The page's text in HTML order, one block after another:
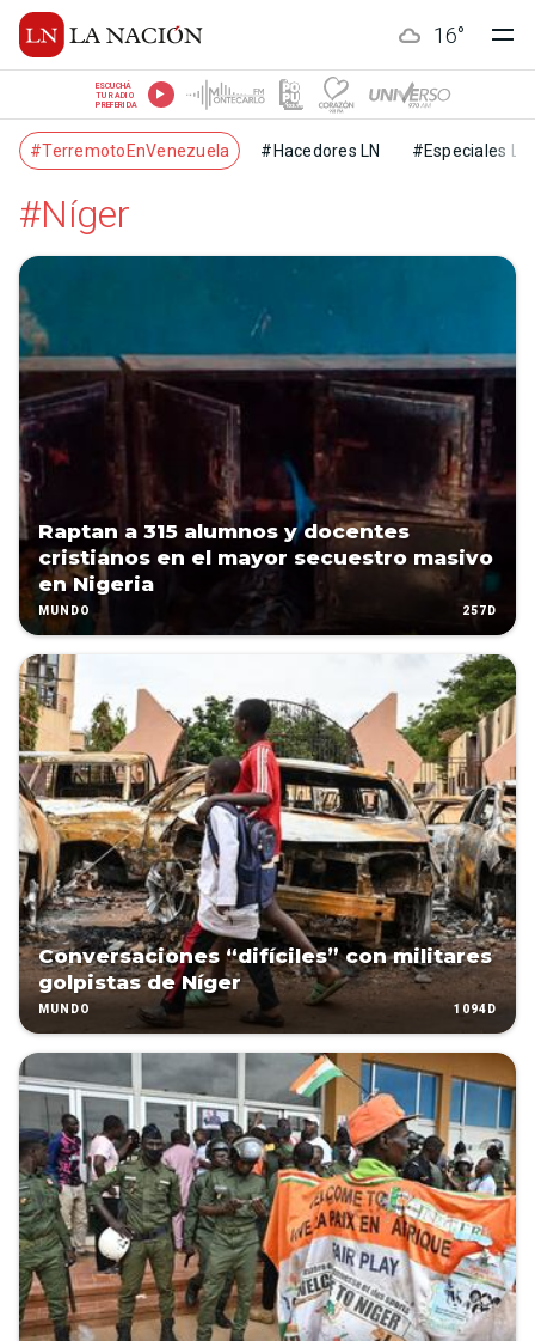
16°
ESCUCHÁ
TU RADIO
PREFERIDA
#TerremotoEnVenezuela #Hacedores LN #Especiales LN
#Níger
Raptan a 315 alumnos y docentes
cristianos en el mayor secuestro masivo
en Nigeria
MUNDO 257D
Conversaciones “difíciles” con militares
golpistas de Níger
MUNDO 1094D